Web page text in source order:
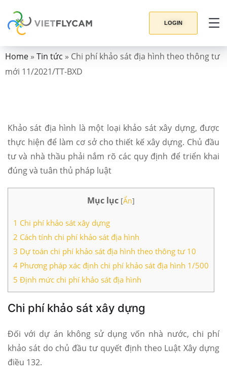
LOGIN
Home » Tin tức » Chi phí khảo sát địa hình theo thông tư
mới 11/2021/TT-BXD
Khảo sát địa hình là một loại khảo sát xây dựng, được
thực hiện để làm cơ sở cho thiết kế xây dựng. Chủ đầu
tư và nhà thầu phải nắm rõ các quy định để triển khai
đúng và tuân thủ pháp luật
Mục lục [Ẩn]
1 Chi phí khảo sát xây dựng
2 Cách tính chi phí khảo sát địa hình
3 Dự toán chi phí khảo sát địa hình theo thông tư 10
4 Phương pháp xác định chi phí khảo sát địa hình 1/500
5 Định mức chi phí khảo sát địa hình
Chi phí khảo sát xây dựng
Đối với dự án không sử dụng vốn nhà nước, chi phí
khảo sát do chủ đầu tư quyết định theo Luật Xây dựng
điều 132.